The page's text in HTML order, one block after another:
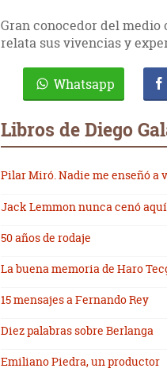
Gran conocedor del
relata sus vivencias y
Whatsapp
Libros de Diego
Pilar Miró. Nadie me enseñó a
Jack Lemmon nunca cenó aquí
50 años de rodaje
La buena memoria de Haro
15 mensajes a Fernando Rey
Diez palabras sobre Berlanga
Emiliano Piedra, un productor